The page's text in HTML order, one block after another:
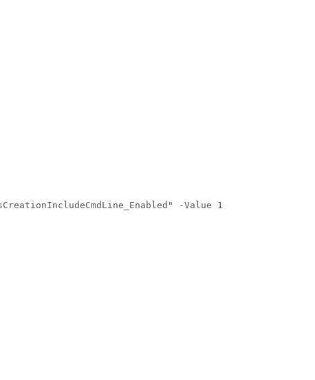
-Value 1